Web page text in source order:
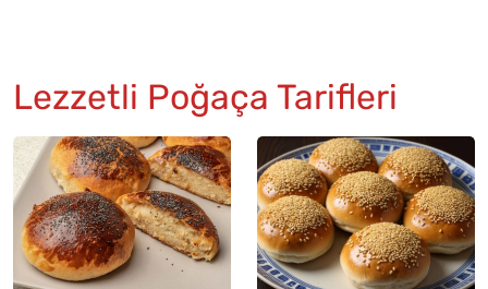
Lezzetli Poğaça Tarifleri